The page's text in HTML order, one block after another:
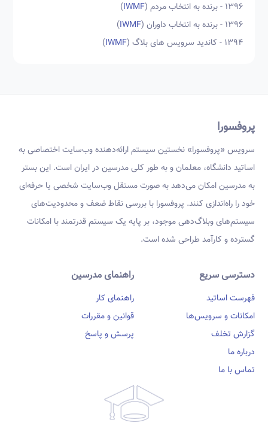
1396 - برنده به انتخاب مردم (
IWMF
)
1396 - برنده به انتخاب داوران (
IWMF
)
1394 - کاندید سرویس های بلاگ (
IWMF
)
پروفسورا
سرویس «پروفسورا» نخستین سیستم ارائه‌دهنده وب‌سایت اختصاصی به
اساتید دانشگاه، معلمان و به طور کلی مدرسین در ایران است. این بستر
به مدرسین امکان می‌دهد به صورت مستقل وب‌سایت شخصی یا حرفه‌ای
خود را راه‌اندازی کنند. پروفسورا با بررسی نقاط ضعف و محدودیت‌های
سیستم‌های وبلاگ‌دهی موجود، بر پایه یک سیستم قدرتمند با امکانات
گسترده و کارآمد طراحی شده است.
دسترسی سریع
فهرست اساتید
امکانات و سرویس‌ها
گزارش تخلف
درباره ما
تماس با ما
راهنمای مدرسین
راهنمای کار
قوانین و مقررات
پرسش و پاسخ